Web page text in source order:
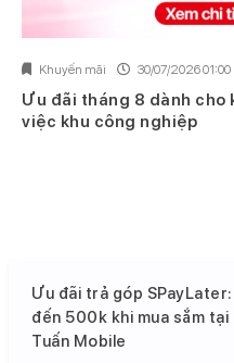
Khuyến mãi 30/07/2026 01:00
Ưu đãi tháng 8 dành cho
việc khu công nghiệp
Ưu đãi trả góp SPayLater:
đến 500k khi mua sắm tại
Tuấn Mobile